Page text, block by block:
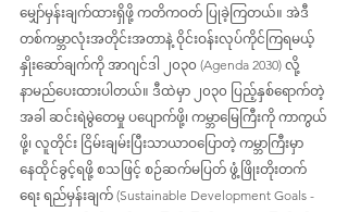
မျှော်မှန်းချက်ထားရှိဖို့ ကတိကဝတ် ပြုခဲ့ကြတယ်။ အဲဒီ
တစ်ကမ္ဘာလုံးအတိုင်းအတာနဲ့ ဝိုင်းဝန်းလုပ်ကိုင်ကြရမယ့်
နှိုးဆော်ချက်ကို အာဂျင်ဒါ ၂၀၃၀ (Agenda 2030) လို့
နာမည်ပေးထားပါတယ်။ ဒီထဲမှာ ၂၀၃၀ ပြည့်နှစ်ရောက်တဲ့
အခါ ဆင်းရဲမွဲတေမှု ပပျောက်ဖို့၊ ကမ္ဘာမြေကြီးကို ကာကွယ်
ဖို့၊ လူတိုင်း ငြိမ်းချမ်းပြီးသာယာဝပြောတဲ့ ကမ္ဘာကြီးမှာ
နေထိုင်ခွင့်ရဖို့ စသဖြင့် စဉ်ဆက်မပြတ် ဖွံ့ဖြိုးတိုးတက်
ရေး ရည်မှန်းချက် (Sustainable Development Goals -